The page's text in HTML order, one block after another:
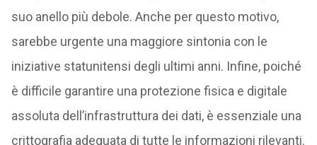
suo anello più debole. Anche per questo motivo,
sarebbe urgente una maggiore sintonia con le
iniziative statunitensi degli ultimi anni. Infine, poiché
è difficile garantire una protezione fisica e digitale
assoluta dell’infrastruttura dei dati, è essenziale una
crittografia adeguata di tutte le informazioni rilevanti.